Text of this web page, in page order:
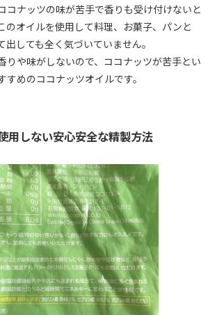
コナッツの味が苦手で香りも受け付けないと
のオイルを使用して料理、お菓子、パンと
出しても全く気づいていません。
りや味がしないので、ココナッツが苦手とい
すめのココナッツオイルです。
用しない安心安全な精製方法